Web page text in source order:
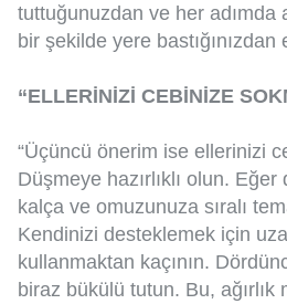
tuttuğunuzdan ve her adımda
bir şekilde yere bastığınızdan
“ELLERİNİZİ CEBİNİZE
“Üçüncü önerim ise ellerinizi
Düşmeye hazırlıklı olun.
kalça ve omuzunuza sıralı
Kendinizi desteklemek için
kullanmaktan kaçının.
biraz bükülü tutun. Bu, ağırlık